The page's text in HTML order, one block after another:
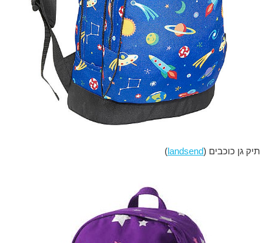
תיק גן כוכבים (landsend
)